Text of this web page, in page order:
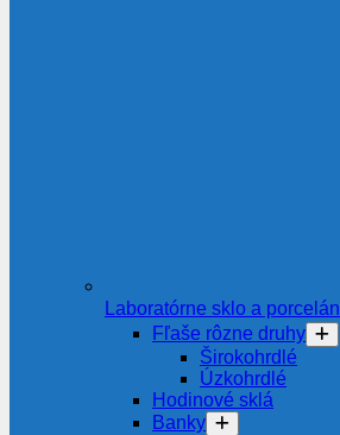
Laboratórne sklo a porcelán
Fľaše rôzne druhy
Širokohrdlé
Úzkohrdlé
Hodinové sklá
Banky